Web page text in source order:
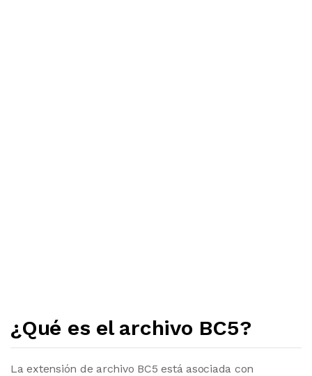
¿Qué es el archivo BC5?
La extensión de archivo BC5 está asociada con